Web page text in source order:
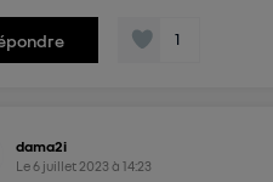
1
dama2i
Le6 juillet 2023 à14:23